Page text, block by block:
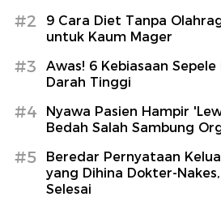
#2
9 Cara Diet Tanpa
untuk Kaum Mager
#3
Awas! 6 Kebiasaan
Darah Tinggi
#4
Nyawa Pasien Hampir
Bedah Salah Sambung
#5
Beredar Pernyataan
yang Dihina Dokter-
Selesai